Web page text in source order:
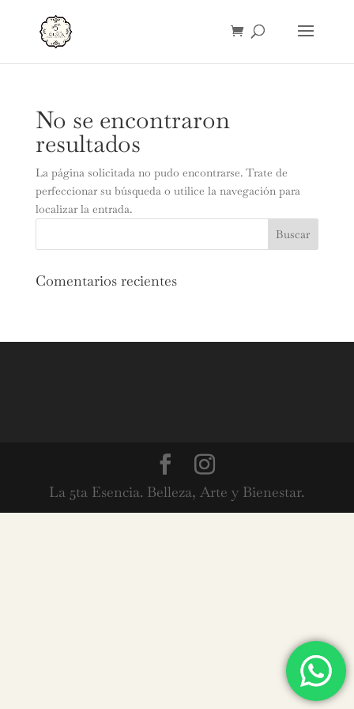
No se encontraron
resultados
La página solicitada no pudo encontrarse. Trate de
perfeccionar su búsqueda o utilice la navegación para
localizar la entrada.
Comentarios recientes
La 5ta Esencia. Belleza, Arte y Bienestar.